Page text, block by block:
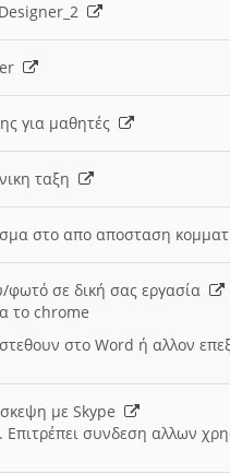
για μαθητές
ταξη
στο απο αποσταση
φωτό σε δική σας εργασία
το chrome
στο Word ή αλλον
με Skype
Επιτρέπει συνδεση αλλων